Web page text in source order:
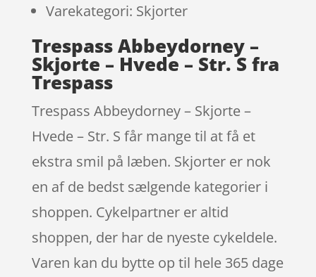
Varekategori: Skjorter
Trespass Abbeydorney –
Skjorte – Hvede – Str. S fra
Trespass
Trespass Abbeydorney – Skjorte –
Hvede – Str. S får mange til at få et
ekstra smil på læben. Skjorter er nok
en af de bedst sælgende kategorier i
shoppen. Cykelpartner er altid
shoppen, der har de nyeste cykeldele.
Varen kan du bytte op til hele 365 dage